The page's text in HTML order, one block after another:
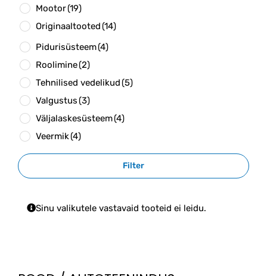
Mootor(19)
Originaaltooted(14)
Pidurisüsteem(4)
Roolimine(2)
Tehnilised vedelikud(5)
Valgustus(3)
Väljalaskesüsteem(4)
Veermik(4)
Filter
Sinu valikutele vastavaid tooteid ei leidu.